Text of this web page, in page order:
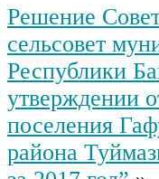
Решение
сельсовет
Республики
утверждении
поселения
района